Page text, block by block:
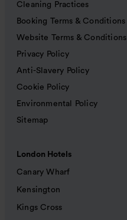
Cleaning Practices
Booking Terms & Conditions
Website Terms & Conditions
Privacy Policy
Anti-Slavery Policy
Cookie Policy
Environmental Policy
Sitemap
London Hotels
Canary Wharf
Kensington
Kings Cross